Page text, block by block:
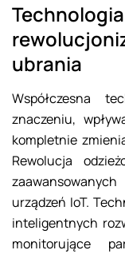
ubrania
Współczesna
znaczeniu,
kompletnie
Rewolucja
urządzeń IoT.
inteligentnych
monitorujące